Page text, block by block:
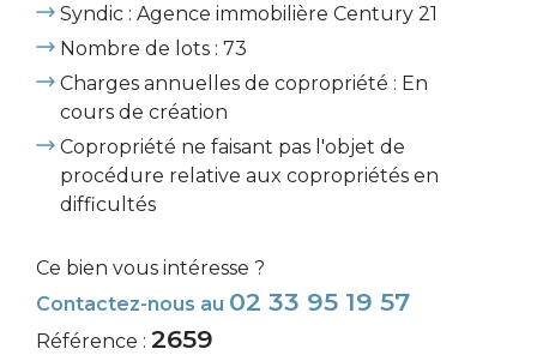
Syndic : Agence immobilière Century 21
Nombre de lots : 73
Charges annuelles de copropriété : En
cours de création
Copropriété ne faisant pas l'objet de
procédure relative aux copropriétés en
difficultés
Ce bien vous intéresse ?
Contactez-nous au 02 33 95 19 57
Référence : 2659